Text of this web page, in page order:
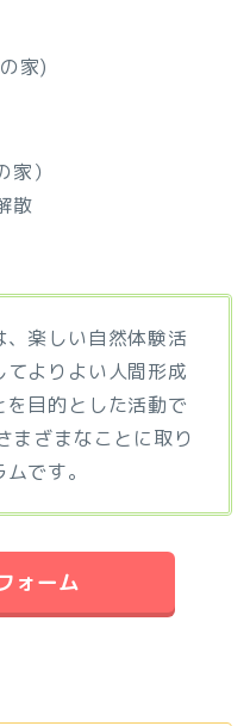
家)
）
散
楽しい自然体験活
よりよい人間形成
目的とした活動で
まざまなことに取り
です。
ォーム